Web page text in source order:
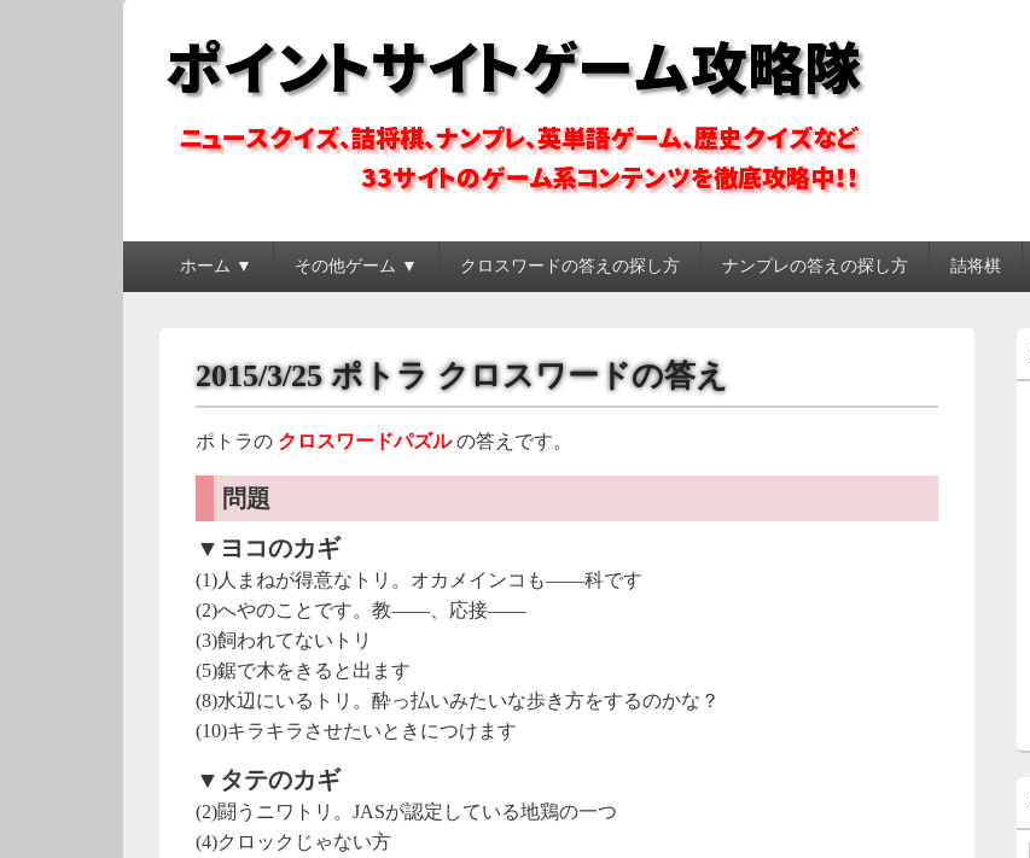
ポイントサイトゲーム攻略隊
ホーム ▼ その他ゲーム ▼ クロスワードの答えの探し方 ナンプレの答えの探し方 詰将棋
2015/3/25 ポトラ クロスワードの答え
ポトラの クロスワードパズルの答えです。
問題
▼ヨコのカギ
(1)人まねが得意なトリ。オカメインコも――科です
(2)へやのことです。教――、応接――
(3)飼われてないトリ
(5)鋸で木をきると出ます
(8)水辺にいるトリ。酔っ払いみたいな歩き方をするのかな？
(10)キラキラさせたいときにつけます
▼タテのカギ
(2)闘うニワトリ。JASが認定している地鶏の一つ
(4)クロックじゃない方
イ
ン